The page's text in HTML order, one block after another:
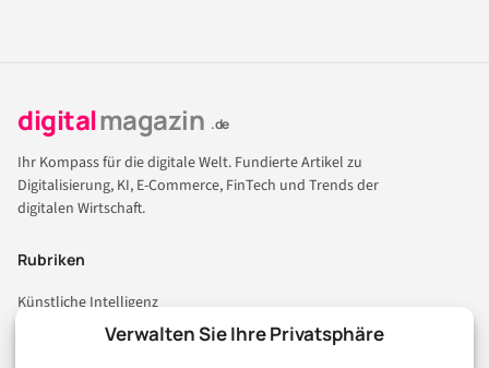
Verwalten Sie Ihre Privatsphäre
digitalmagazin .de
Ihr Kompass für die digitale Welt. Fundierte Artikel zu
Digitalisierung, KI, E-Commerce, FinTech und Trends der
digitalen Wirtschaft.
Rubriken
Künstliche Intelligenz
Technologie & IT